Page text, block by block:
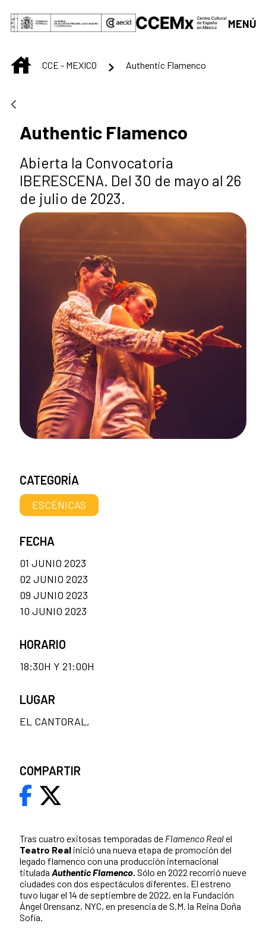
Saltar al contenido principal
MENÚ
INICIOCCE - MEXICO Authentic Flamenco
Authentic Flamenco
Abierta la Convocatoria
IBERESCENA. Del 30 de mayo al 26
de julio de 2023.
Tras cuatro exitosas temporadas de Flamenco Realel
Teatro Real inició una nueva etapa de promoción del
legado flamenco con una producción internacional
titulada Authentic Flamenco. Sólo en 2022 recorrió nueve
ciudades con dos espectáculos diferentes. El estreno
tuvo lugar el 14 de septiembre de 2022, en la Fundación
Ángel Orensanz, NYC, en presencia de S.M. la Reina Doña
Sofía.
CATEGORÍA
ESCÉNICAS
FECHA
01 JUNIO 2023
02 JUNIO 2023
09 JUNIO 2023
10 JUNIO 2023
HORARIO
18:30H Y 21:00H
LUGAR
EL CANTORAL,
COMPARTIR